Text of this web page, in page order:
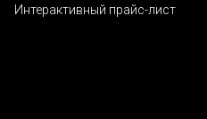
Интерактивный прайс-лист